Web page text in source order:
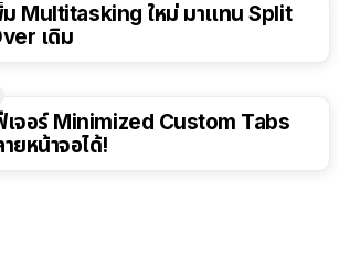
ม Multitasking ใหม่ มาแทน Split
เดิม
จอร์ Minimized Custom Tabs
ยหน้าจอได้!